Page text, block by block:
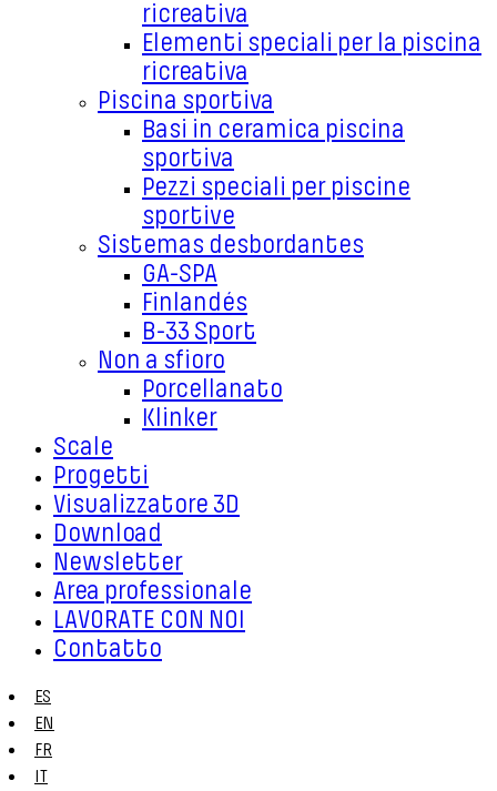
ricreativa
Elementi speciali per la piscina
ricreativa
Piscina sportiva
Basi in ceramica piscina
sportiva
Pezzi speciali per piscine
sportive
Sistemas desbordantes
GA-SPA
Finlandés
B-33 Sport
Non a sfioro
Porcellanato
Klinker
Scale
Progetti
Visualizzatore 3D
Download
Newsletter
Area professionale
LAVORATE CON NOI
Contatto
ES
EN
FR
IT